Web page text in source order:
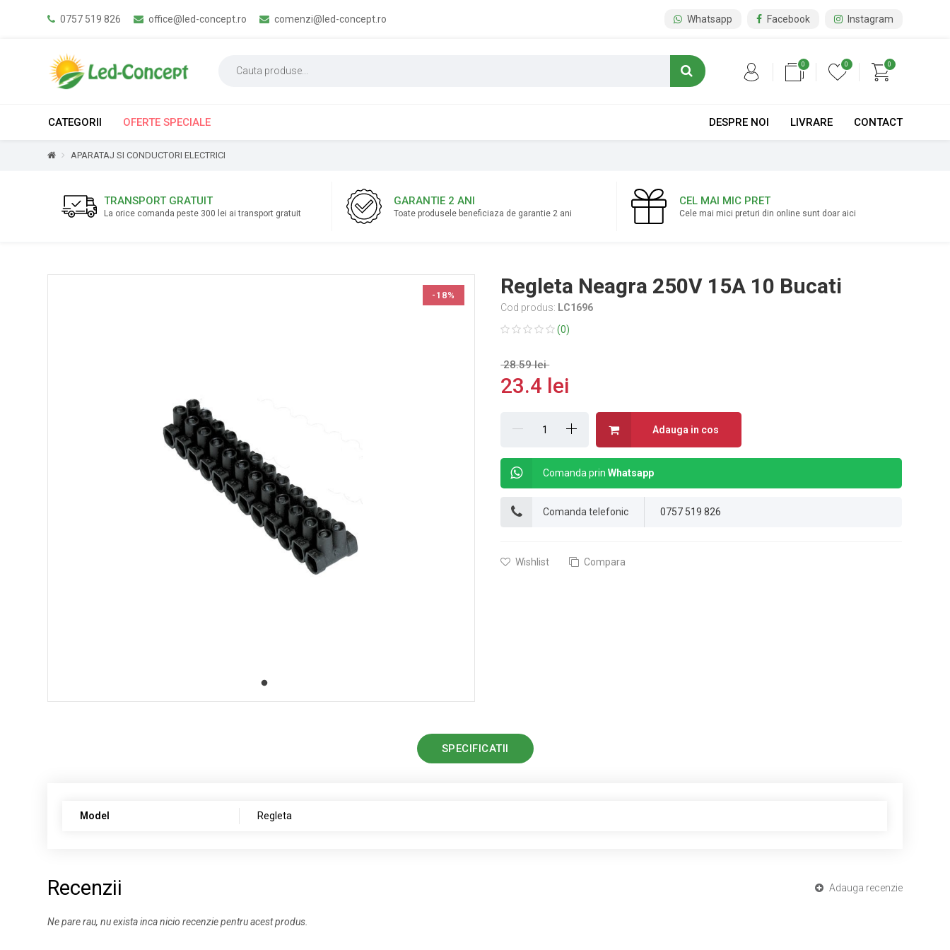
0757 519 826 office@led-concept.ro comenzi@led-concept.ro Whatsapp Facebook Instagram
0
0
0
CATEGORII OFERTE SPECIALE CONTACT
LIVRARE
DESPRE NOI
APARATAJ SI CONDUCTORI ELECTRICI
TRANSPORT GRATUIT
La orice comanda peste 300 lei ai transport gratuit
GARANTIE 2 ANI
Toate produsele beneficiaza de garantie 2 ani
CEL MAI MIC PRET
Cele mai mici preturi din online sunt doar aici
-18% Regleta Neagra 250V 15A 10 Bucati
Cod produs: LC1696
(0)
28.59 lei
23.4 lei
Adauga in cos
Comanda prinWhatsapp
Comanda telefonic 0757 519 826
Wishlist Compara
SPECIFICATII
Model Regleta
Recenzii Adauga recenzie
Ne pare rau, nu exista inca nicio recenzie pentru acest produs.